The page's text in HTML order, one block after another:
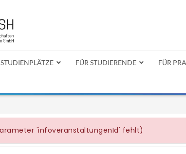
STUDIENPLÄTZE FÜR STUDIERENDE FÜR